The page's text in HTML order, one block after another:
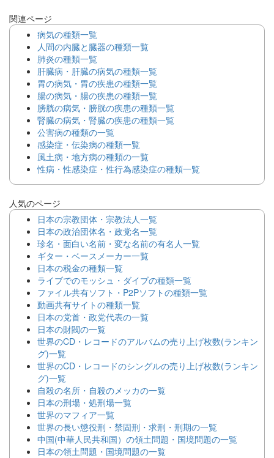
関連ページ
病気の種類一覧
人間の内臓と臓器の種類一覧
肺炎の種類一覧
肝臓病・肝臓の病気の種類一覧
胃の病気・胃の疾患の種類一覧
腸の病気・腸の疾患の種類一覧
膀胱の病気・膀胱の疾患の種類一覧
腎臓の病気・腎臓の疾患の種類一覧
公害病の種類の一覧
感染症・伝染病の種類一覧
風土病・地方病の種類の一覧
性病・性感染症・性行為感染症の種類一覧
人気のページ
日本の宗教団体・宗教法人一覧
日本の政治団体名・政党名一覧
珍名・面白い名前・変な名前の有名人一覧
ギター・ベースメーカー一覧
日本の税金の種類一覧
ライブでのモッシュ・ダイブの種類一覧
ファイル共有ソフト・P2Pソフトの種類一覧
動画共有サイトの種類一覧
日本の党首・政党代表の一覧
日本の財閥の一覧
世界のCD・レコードのアルバムの売り上げ枚数(ランキン
グ)一覧
世界のCD・レコードのシングルの売り上げ枚数(ランキン
グ)一覧
自殺の名所・自殺のメッカの一覧
日本の刑場・処刑場一覧
世界のマフィア一覧
世界の長い懲役刑・禁固刑・求刑・刑期の一覧
中国(中華人民共和国）の領土問題・国境問題の一覧
日本の領土問題・国境問題の一覧